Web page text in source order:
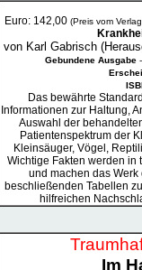
Euro: 142,00 (Preis vom
von Karl Gabrisch
Gebundene Ausgabe
Das bewährte
Informationen zur Haltung,
Auswahl der
Patientenspektrum der
Kleinsäuger, Vögel,
Wichtige Fakten werden in
und machen das
beschließenden Tabellen
hilfreichen
Im